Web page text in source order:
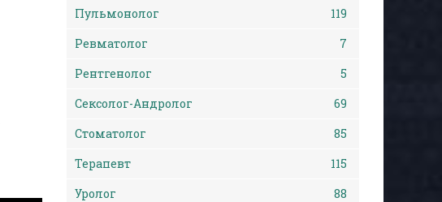
Пульмонолог
119
Ревматолог
7
Рентгенолог
5
Сексолог-Андролог
69
Стоматолог
85
Терапевт
115
Уролог
88